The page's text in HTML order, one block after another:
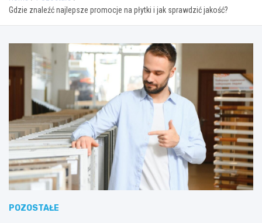
Gdzie znaleźć najlepsze promocje na płytki i jak sprawdzić jakość?
POZOSTAŁE